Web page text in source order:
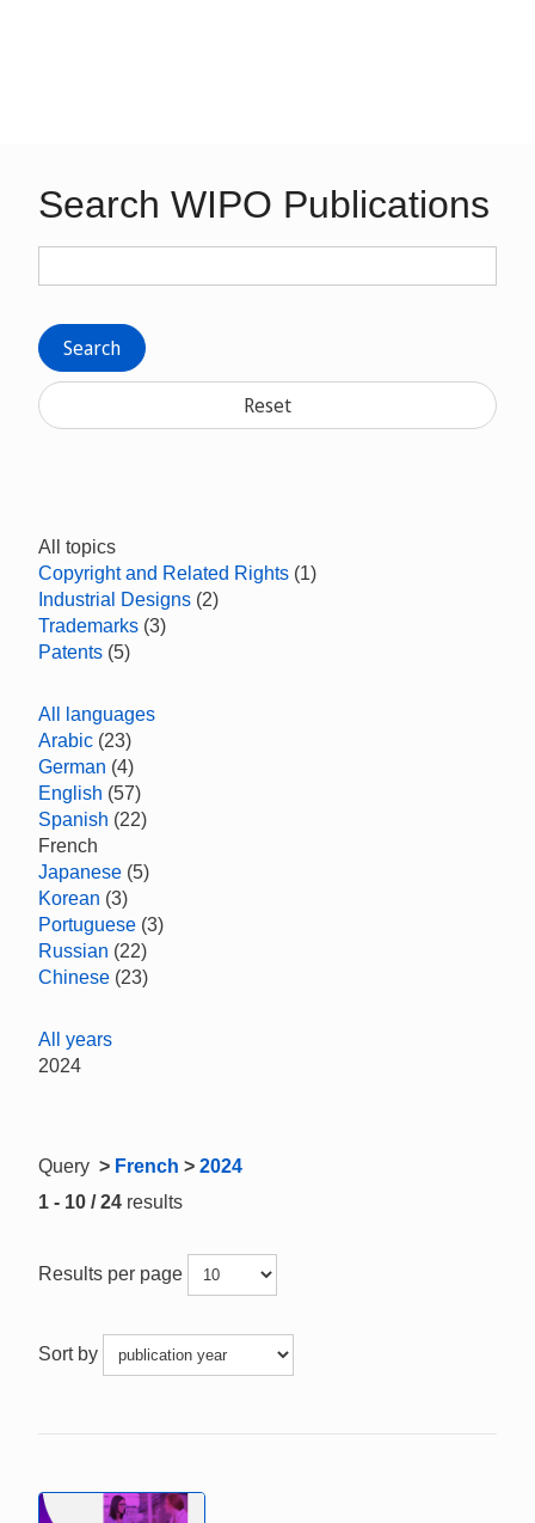
Search WIPO Publications
Search
Reset
All topics
Copyright and Related Rights (1)
Industrial Designs (2)
Trademarks (3)
Patents (5)
All languages
Arabic (23)
German (4)
English (57)
Spanish (22)
French
Japanese (5)
Korean (3)
Portuguese (3)
Russian (22)
Chinese (23)
All years
2024
Query > French > 2024
1 - 10 / 24 results
Results per page
Sort by